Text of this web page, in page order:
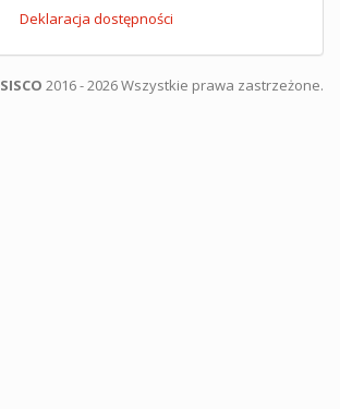
Deklaracja dostępności
SISCO 2016 - 2026 Wszystkie prawa zastrzeżone.